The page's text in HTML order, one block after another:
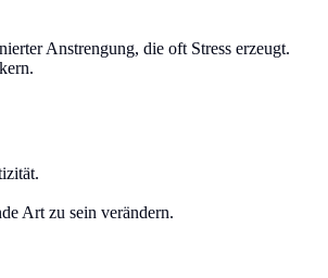
Anstrengung, die oft Stress erzeugt.
Art zu sein verändern.